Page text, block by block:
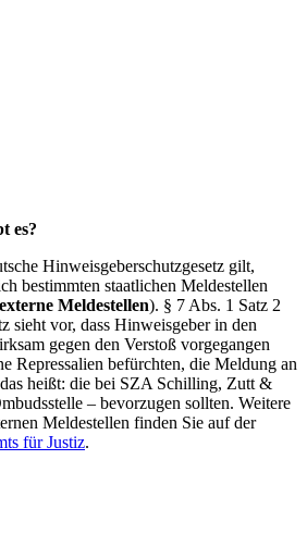
es?
Hinweisgeberschutzgesetz gilt,
bestimmten staatlichen Meldestellen
externe Meldestellen). § 7 Abs. 1 Satz 2
sieht vor, dass Hinweisgeber in den
gegen den Verstoß vorgegangen
Repressalien befürchten, die Meldung an
heißt: die bei SZA Schilling, Zutt &
– bevorzugen sollten. Weitere
Meldestellen finden Sie auf der
für Justiz.